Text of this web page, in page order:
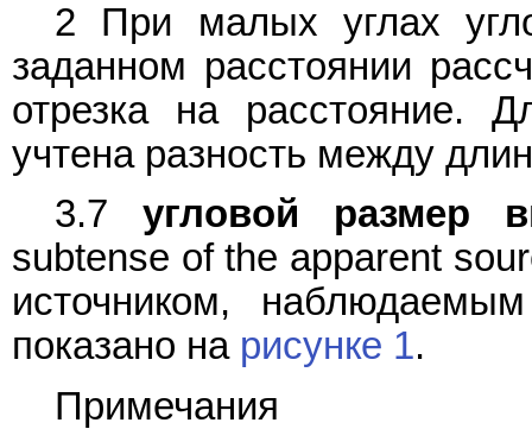
2 При малых углах
заданном расстоянии
отрезка на расстояние.
учтена разность между
3.7 угловой размер
subtense of the apparent
источником,
показано на рисунке 1.
Примечания